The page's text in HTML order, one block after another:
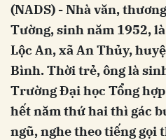
(NADS) - Nhà văn,
Tường, sinh năm 1952,
Lộc An, xã An Thủy,
Bình. Thời trẻ, ông là
Trường Đại học Tổng
hết năm thứ hai thì gác
ngũ, nghe theo tiếng gọi